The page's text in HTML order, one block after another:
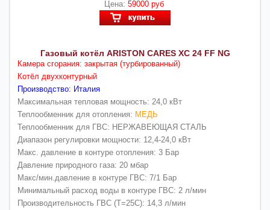
Цена: 59000 руб
Газовый котёл ARISTON CARES XC 24 FF NG
Камера сгорания: закрытая (турбированный)
Котёл двухконтурный
Производство: Италия
Максимальная тепловая мощность: 24,0 кВт
Теплообменник для отопления: МЕДЬ
Теплообменник для ГВС: НЕРЖАВЕЮЩАЯ СТАЛЬ
Диапазон регулировки мощности: 12,4-24,0 кВт
Макс. давление в контуре отопления: 3 Бар
Давление природного газа: 20 мбар
Макс/мин.давление в контуре ГВС: 7/1 Бар
Минимальный расход воды в контуре ГВС: 2 л/мин
Производительность ГВС (Т=25С): 14,3 л/мин